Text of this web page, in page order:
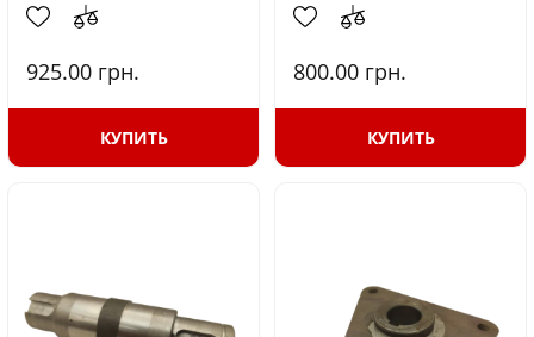
925.00 грн.
КУПИТЬ
800.00 грн.
КУПИТЬ